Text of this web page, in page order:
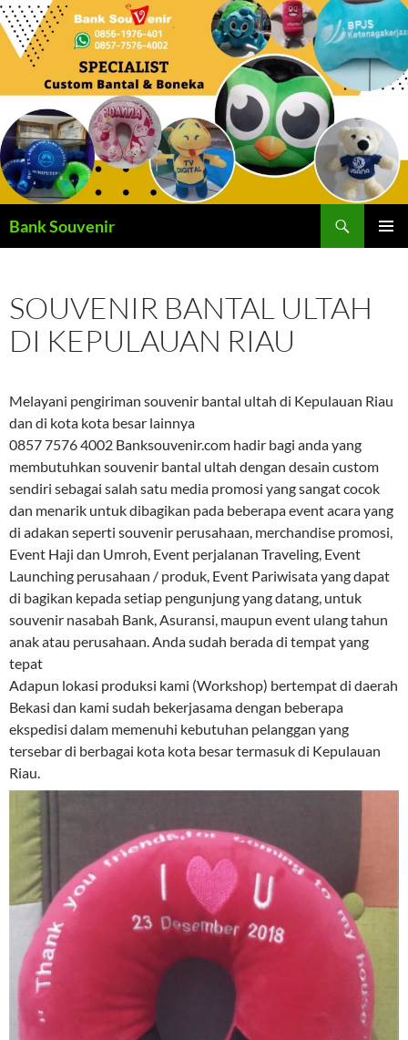
Langsung
ke
Bank Souvenir
SOUVENIR BANTAL ULTAH
DI KEPULAUAN RIAU
Melayani pengiriman souvenir bantal ultah di Kepulauan Riau
dan di kota kota besar lainnya
0857 7576 4002 Banksouvenir.com hadir bagi anda yang
membutuhkan souvenir bantal ultah dengan desain custom
sendiri sebagai salah satu media promosi yang sangat cocok
dan menarik untuk dibagikan pada beberapa event acara yang
di adakan seperti souvenir perusahaan, merchandise promosi,
Event Haji dan Umroh, Event perjalanan Traveling, Event
Launching perusahaan / produk, Event Pariwisata yang dapat
di bagikan kepada setiap pengunjung yang datang, untuk
souvenir nasabah Bank, Asuransi, maupun event ulang tahun
anak atau perusahaan. Anda sudah berada di tempat yang
tepat
Adapun lokasi produksi kami (Workshop) bertempat di daerah
Bekasi dan kami sudah bekerjasama dengan beberapa
ekspedisi dalam memenuhi kebutuhan pelanggan yang
tersebar di berbagai kota kota besar termasuk di Kepulauan
Riau.